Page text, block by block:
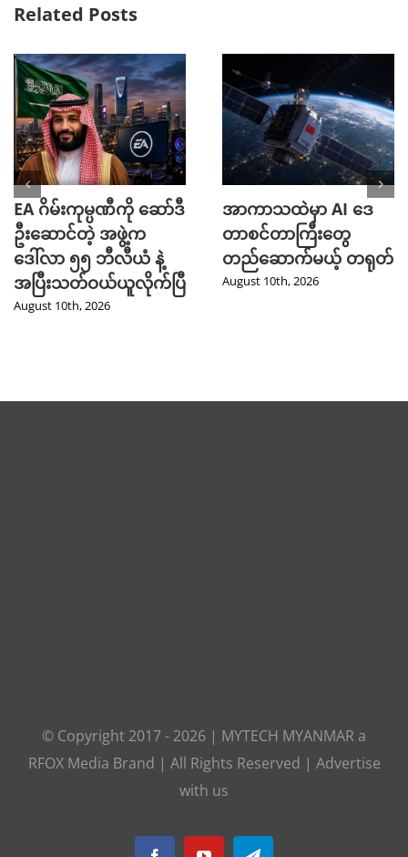
Related Posts
EA ဂိမ်းကုမ္ပဏီကို ဆော်ဒီ
ဦးဆောင်တဲ့ အဖွဲ့က
ဒေါ်လာ ၅၅ ဘီလီယံ နဲ့
အပြီးသတ်ဝယ်ယူလိုက်ပြီ
August 10th, 2026
အာကာသထဲမှာ AI ဒေ
တာစင်တာကြီးတွေ
တည်ဆောက်မယ့် တရုတ်
August 10th, 2026
© Copyright 2017 - 2026 | MYTECH MYANMAR a
RFOX Media Brand | All Rights Reserved | Advertise
with us